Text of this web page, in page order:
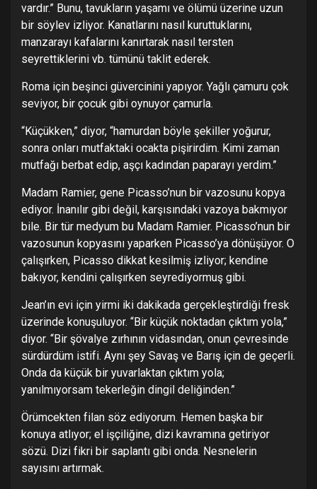
vardır.” Bunu, tavukların yaşamı ve ölümü üzerine uzun
bir söylev izliyor. Kanatlarını nasıl kuruttuklarını,
manzarayı kafalarını kanırtarak nasıl tersten
seyrettiklerini vb. tümünü taklit ederek.
Roma için beşinci güvercinini yapıyor. Yağlı çamuru çok
seviyor, bir çocuk gibi oynuyor çamurla.
“Küçükken,” diyor, “hamurdan böyle şekiller yoğurur,
sonra onları mutfaktaki ocakta pişirirdim. Kimi zaman
mutfağı berbat edip, aşçı kadından paparayı yerdim.”
Madam Ramier, gene Picasso’nun bir vazosunu kopya
ediyor. İnanılır gibi değil, karşısındaki vazoya bakmıyor
bile. Bir tür medyum bu Madam Ramier. Picasso’nun bir
vazosunun kopyasını yaparken Picasso’ya dönüşüyor. O
çalışırken, Picasso dikkat kesilmiş izliyor; kendine
bakıyor, kendini çalışırken seyrediyormuş gibi.
Jean’ın evi için yirmi iki dakikada gerçekleştirdiği fresk
üzerinde konuşuluyor. “Bir küçük noktadan çıktım yola,”
diyor. “Bir şövalye zırhının vidasından, onun çevresinde
sürdürdüm istifi. Aynı şey Savaş ve Barış için de geçerli.
Onda da küçük bir yuvarlaktan çıktım yola;
yanılmıyorsam tekerleğin dingil deliğinden.”
Örümcekten filan söz ediyorum. Hemen başka bir
konuya atlıyor; el işçiliğine, dizi kavramına getiriyor
sözü. Dizi fikri bir saplantı gibi onda. Nesnelerin
sayısını artırmak.